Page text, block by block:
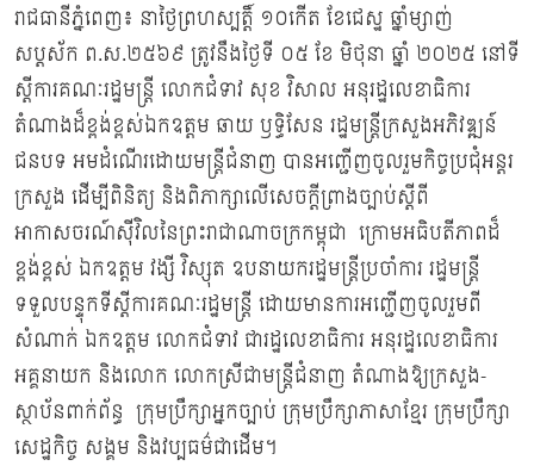
រាជធានីភ្នំពេញ៖ នាថ្ងៃព្រហស្បត្តិ៍ ១០កើត ខែជេស្ឋ ឆ្នាំម្សាញ់
សប្តស័ក ព.ស.២៥៦៩ ត្រូវនឹងថ្ងៃទី ០៥ ខែ មិថុនា ឆ្នាំ ២០២៥ នៅទី
ស្តីការគណៈរដ្ឋមន្រ្តី លោកជំទាវ សុខ វិសាល អនុរដ្ឋលេខាធិការ
តំណាងដ៏ខ្ពង់ខ្ពស់ឯកឧត្ដម ឆាយ ឫទ្ធិសែន រដ្ឋមន្ត្រីក្រសួងអភិវឌ្ឍន៍
ជនបទ អមដំណើរដោយមន្ត្រីជំនាញ បានអញ្ជើញចូលរួមកិច្ចប្រជុំអន្តរ
ក្រសួង ដើម្បីពិនិត្យ និងពិភាក្សាលើសេចក្តីព្រាងច្បាប់ស្តីពី
អាកាសចរណ៍ស៊ីវិលនៃព្រះរាជាណាចក្រកម្ពុជា ក្រោមអធិបតីភាពដ៏
ខ្ពង់ខ្ពស់ ឯកឧត្តម វង្សី វិស្សុត ឧបនាយករដ្ឋមន្ត្រីប្រចាំការ រដ្ឋមន្ត្រី
ទទួលបន្ទុកទីស្តីការគណៈរដ្ឋមន្រ្តី ដោយមានការអញ្ជើញចូលរួមពី
សំណាក់ ឯកឧត្ដម លោកជំទាវ ជារដ្ឋលេខាធិការ អនុរដ្ឋលេខាធិការ
អគ្គនាយក និងលោក លោកស្រីជាមន្ត្រីជំនាញ តំណាងឱ្យក្រសួង-
ស្ថាប័នពាក់ព័ន្ធ ក្រុមប្រឹក្សាអ្នកច្បាប់ ក្រុមប្រឹក្សាភាសាខ្មែរ ក្រុមប្រឹក្សា
សេដ្ឋកិច្ច សង្គម និងវប្បធម៌ជាដើម។